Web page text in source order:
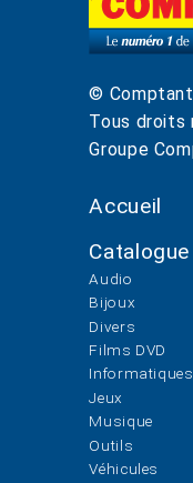
©
Tous droits
Groupe
Accueil
Catalogue
Audio
Bijoux
Divers
Films DVD
Informatiques
Jeux
Musique
Outils
Véhicules